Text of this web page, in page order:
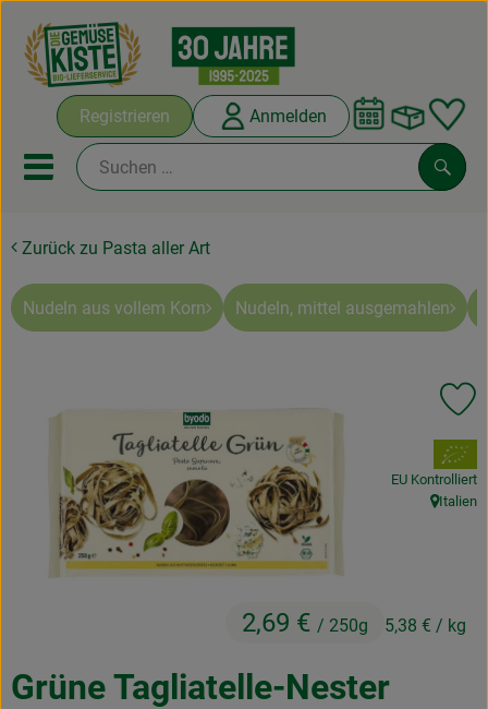
Registrieren Anmelden
Mobiles Menu öffnen oder
Abokisten
Kochboxen
Frisches
Kochen & Backen
Naturkost
Über uns
Zurück zu Pasta aller Art
Nudeln aus vollem Korn Nudeln, mittel ausgemahlen
Grüne Tagliatelle-Nester
2,69 € / 250g 5,38 € / kg
, Verband:
EU Kontrolliert
,
Italien